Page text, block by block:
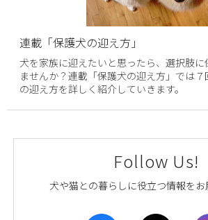
連載「保護犬の迎え方」
犬を家族に迎えたいと思ったら、選択肢
ませんか？連載「保護犬の迎え方」では
の迎え方を詳しく紹介していきます。
Follow Us!
犬や猫との暮らしに役立つ情報をお